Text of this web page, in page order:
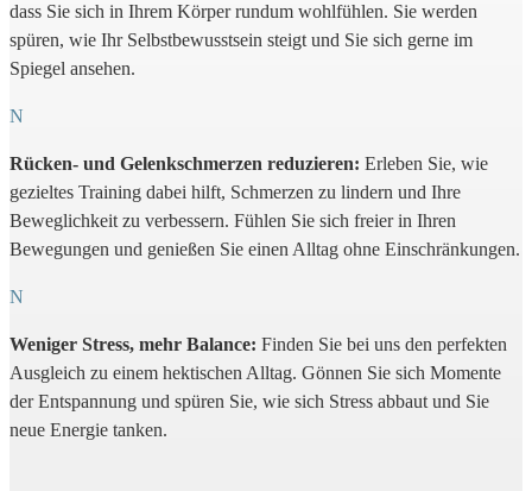
dass Sie sich in Ihrem Körper rundum wohlfühlen. Sie werden
spüren, wie Ihr Selbstbewusstsein steigt und Sie sich gerne im
Spiegel ansehen.
N
Rücken- und Gelenkschmerzen reduzieren: Erleben Sie, wie
gezieltes Training dabei hilft, Schmerzen zu lindern und Ihre
Beweglichkeit zu verbessern. Fühlen Sie sich freier in Ihren
Bewegungen und genießen Sie einen Alltag ohne Einschränkungen.
N
Weniger Stress, mehr Balance: Finden Sie bei uns den perfekten
Ausgleich zu einem hektischen Alltag. Gönnen Sie sich Momente
der Entspannung und spüren Sie, wie sich Stress abbaut und Sie
neue Energie tanken.